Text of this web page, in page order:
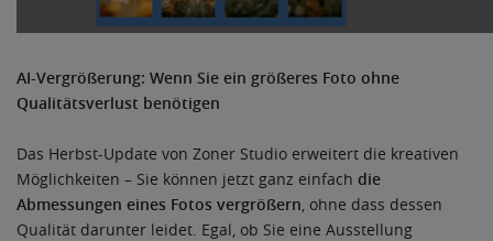
AI-Vergrößerung: Wenn Sie ein größeres Foto ohne
Qualitätsverlust benötigen
Das Herbst-Update von Zoner Studio erweitert die kreativen
Möglichkeiten – Sie können jetzt ganz einfach die
Abmessungen eines Fotos vergrößern, ohne dass dessen
Qualität darunter leidet. Egal, ob Sie eine Ausstellung